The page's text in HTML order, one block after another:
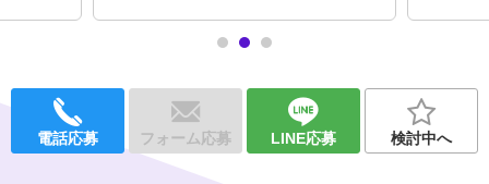
「必ずやり遂げる」
まずは一度、私たちの話を聞きに来ませんか？
ご連絡お待ちしております！！
電話応募 フォーム応募 LINE応募 検討中へ